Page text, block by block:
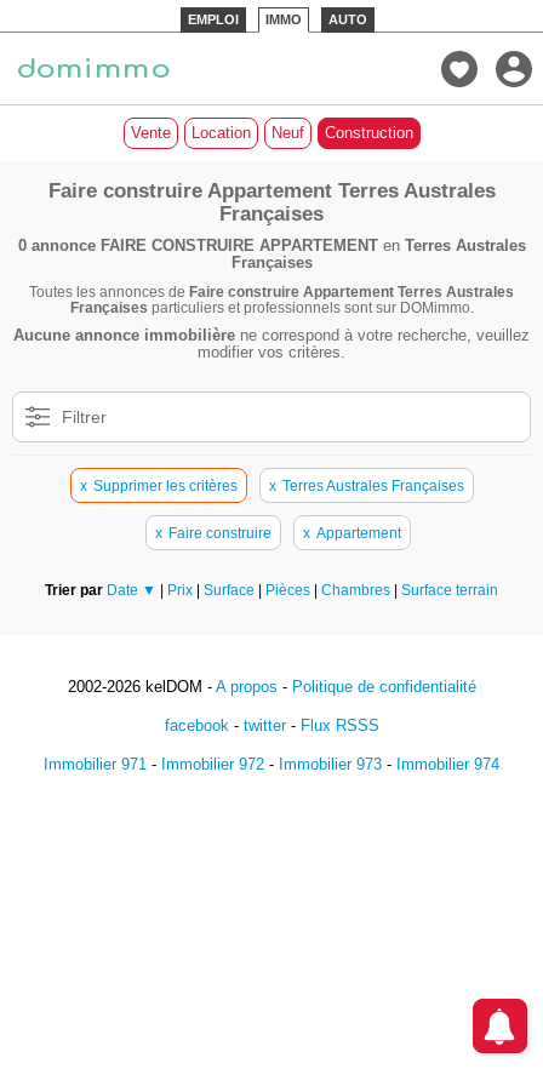
EMPLOI IMMO AUTO
Vente Location Neuf Construction
Faire construire Appartement Terres Australes
Françaises
0 annonce FAIRE CONSTRUIRE APPARTEMENTen Terres Australes
Françaises
Toutes les annonces de Faire construire Appartement Terres Australes
Françaises particuliers et professionnels sont sur DOMimmo.
Aucune annonce immobilière ne correspond à votre recherche, veuillez
modifier vos critères.
Filtrer
x Supprimer les critères x Terres Australes Françaises
x Faire construire x Appartement
Trier par Date ▼ | Prix | Surface | Pièces | Chambres | Surface terrain
2002-2026 kelDOM - A propos - Politique de confidentialité
facebook- twitter- Flux RSSS
Immobilier 971 - Immobilier 972 - Immobilier 973 - Immobilier 974